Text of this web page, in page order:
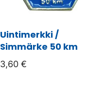
Uintimerkki /
Simmärke 50 km
3,60€